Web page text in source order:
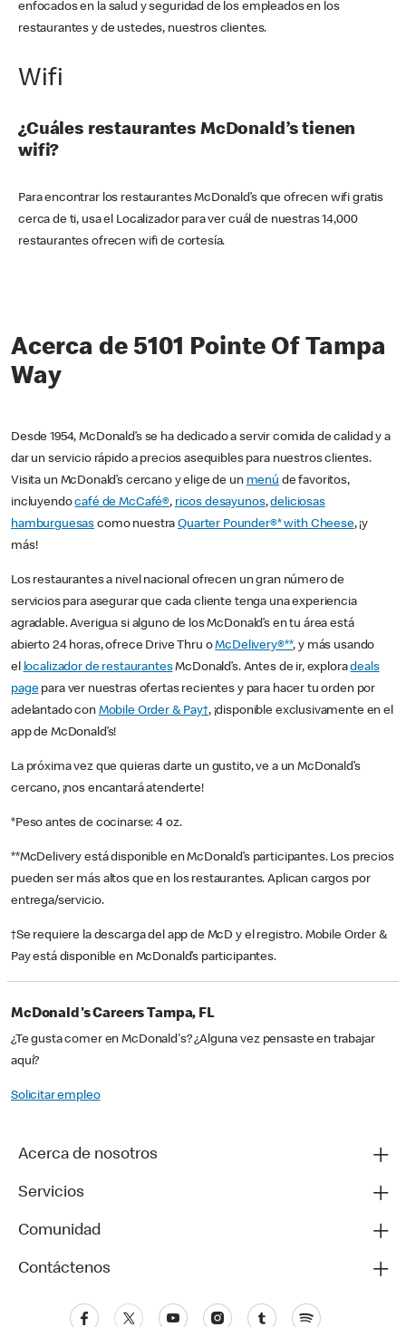
enfocados en la salud y seguridad de los empleados en los
restaurantes y de ustedes, nuestros clientes.
Wifi
¿Cuáles restaurantes McDonald’s tienen
wifi?
Para encontrar los restaurantes McDonald’s que ofrecen wifi gratis
cerca de ti, usa el Localizador para ver cuál de nuestras 14,000
restaurantes ofrecen wifi de cortesía.
Acerca de 5101 Pointe Of Tampa
Way
Desde 1954, McDonald’s se ha dedicado a servir comida de calidad y a
dar un servicio rápido a precios asequibles para nuestros clientes.
Visita un McDonald’s cercano y elige de un menú de favoritos,
incluyendocafé de McCafé®, ricos desayunos,deliciosas
hamburguesas como nuestraQuarter Pounder®* with Cheese, ¡y
más!
Los restaurantes a nivel nacional ofrecen un gran número de
servicios para asegurar que cada cliente tenga una experiencia
agradable. Averigua si alguno de los McDonald’s en tu área está
abierto 24 horas, ofrece Drive Thru oMcDelivery®**, y más usando
el localizador de restaurantesMcDonald’s. Antes de ir, exploradeals
pagepara ver nuestras ofertas recientes y para hacer tu orden por
adelantado con Mobile Order & Pay†, ¡disponible exclusivamente en el
app de McDonald’s!
La próxima vez que quieras darte un gustito, ve a un McDonald’s
cercano, ¡nos encantará atenderte!
*Peso antes de cocinarse: 4 oz.
**McDelivery está disponible en McDonald’s participantes. Los precios
pueden ser más altos que en los restaurantes. Aplican cargos por
entrega/servicio.
†Se requiere la descarga del app de McD y el registro. Mobile Order &
Pay está disponible en McDonald’s participantes.
McDonald's Careers Tampa, FL
¿Te gusta comer en McDonald's? ¿Alguna vez pensaste en trabajar
aquí?
Solicitar empleo
Acerca de nosotros
Servicios
Comunidad
Contáctenos